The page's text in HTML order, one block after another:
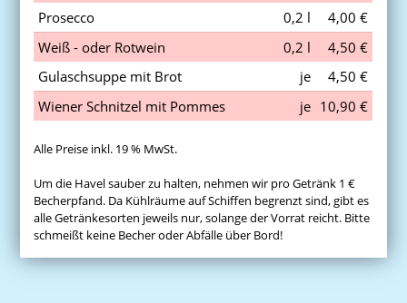
Prosecco 0,2 l
4,00 €
Weiß - oder Rotwein
0,2 l
4,50 €
Gulaschsuppe mit Brot
je
4,50 €
Wiener Schnitzel mit Pommes
je 10,90 €
Alle Preise inkl. 19 % MwSt.
Um die Havel sauber zu halten, nehmen wir pro Getränk 1 €
Becherpfand. Da Kühlräume auf Schiffen begrenzt sind, gibt es
alle Getränkesorten jeweils nur, solange der Vorrat reicht. Bitte
schmeißt keine Becher oder Abfälle über Bord!